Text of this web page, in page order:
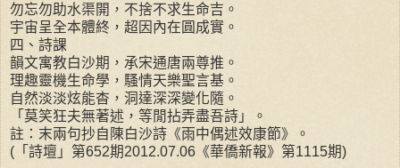
勿忘勿助水渠開，不捨不求生命吉。
宇宙呈全本體終，超因內在圓成實。
四、詩課
韻文寓教白沙期，承宋通唐兩尊推。
理趣靈機生命學，騷情天樂聖言基。
自然淡淡炫能杳，洞達深深變化隨。
「莫笑狂夫無著述，等閒拈弄盡吾詩」。
註：末兩句抄自陳白沙詩《雨中偶述效康節》。
(「詩壇」第652期2012.07.06《華僑新報》第1115期)